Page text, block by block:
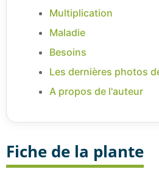
Multiplication
Maladie
Besoins
Les dernières photos
A propos de l'auteur
Fiche de la plante